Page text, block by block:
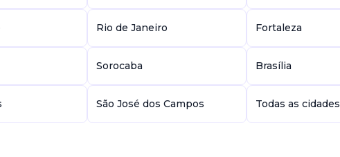
pode
Rio de Janeiro Fortaleza
Sorocaba Brasília
São José dos Campos Todas as cidades